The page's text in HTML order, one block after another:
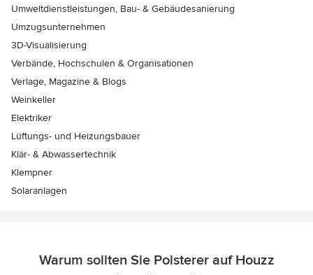
Umweltdienstleistungen, Bau- & Gebäudesanierung
Umzugsunternehmen
3D-Visualisierung
Verbände, Hochschulen & Organisationen
Verlage, Magazine & Blogs
Weinkeller
Elektriker
Lüftungs- und Heizungsbauer
Klär- & Abwassertechnik
Klempner
Solaranlagen
Warum sollten Sie Polsterer auf Houzz